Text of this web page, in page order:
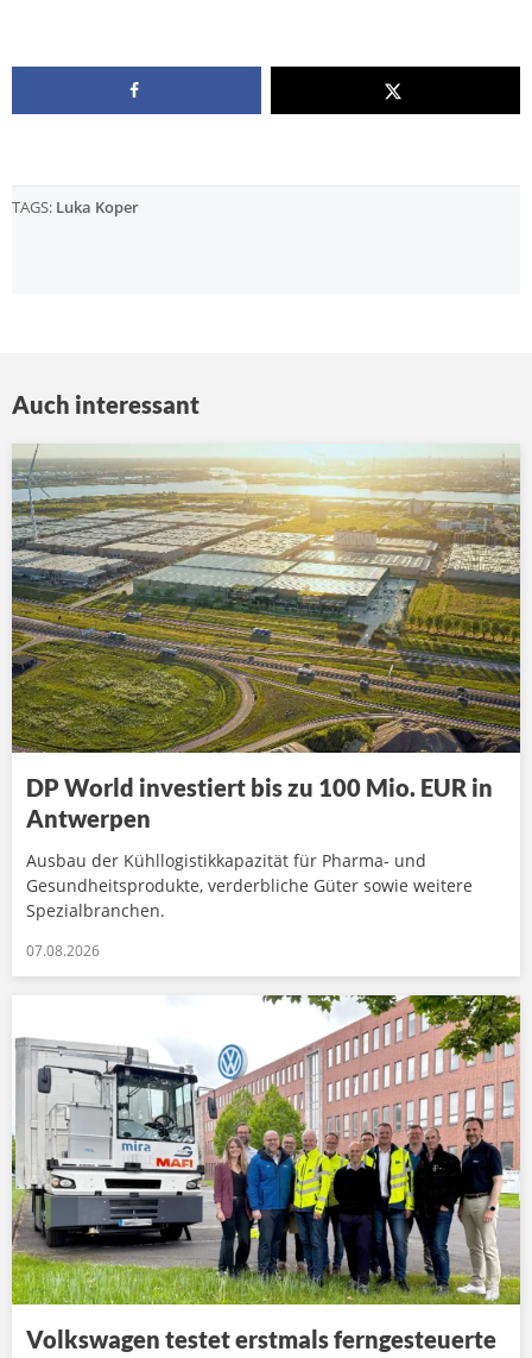
TAGS: Luka Koper
Auch interessant
DP World investiert bis zu 100 Mio. EUR in
Antwerpen
Ausbau der Kühllogistikkapazität für Pharma- und
Gesundheitsprodukte, verderbliche Güter sowie weitere
Spezialbranchen.
07.08.2026
Volkswagen testet erstmals ferngesteuerte